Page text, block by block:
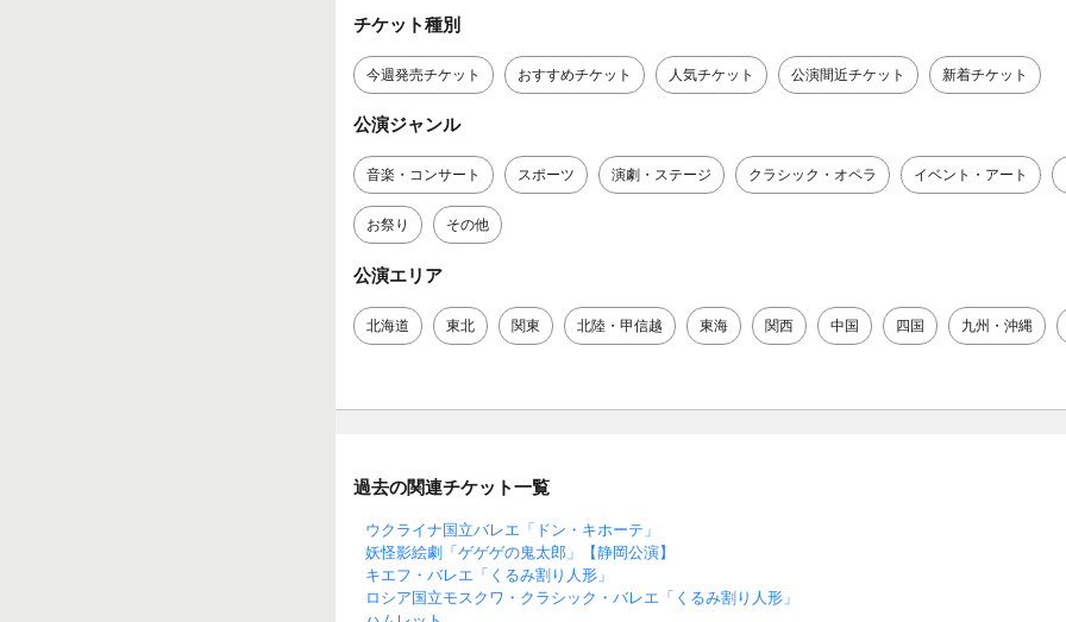
チケット種別
今週発売チケット おすすめチケット 人気チケット 公演間近チケット 新着チケット
公演ジャンル
音楽・コンサート スポーツ 演劇・ステージ クラシック・オペラ イベント・アート
お祭り その他
公演エリア
北海道 東北 関東 北陸・甲信越 東海 関西 中国 四国 九州・沖縄
過去の関連チケット一覧
ウクライナ国立バレエ「ドン・キホーテ」
妖怪影絵劇「ゲゲゲの鬼太郎」【静岡公演】
キエフ・バレエ「くるみ割り人形」
ロシア国立モスクワ・クラシック・バレエ「くるみ割り人形」